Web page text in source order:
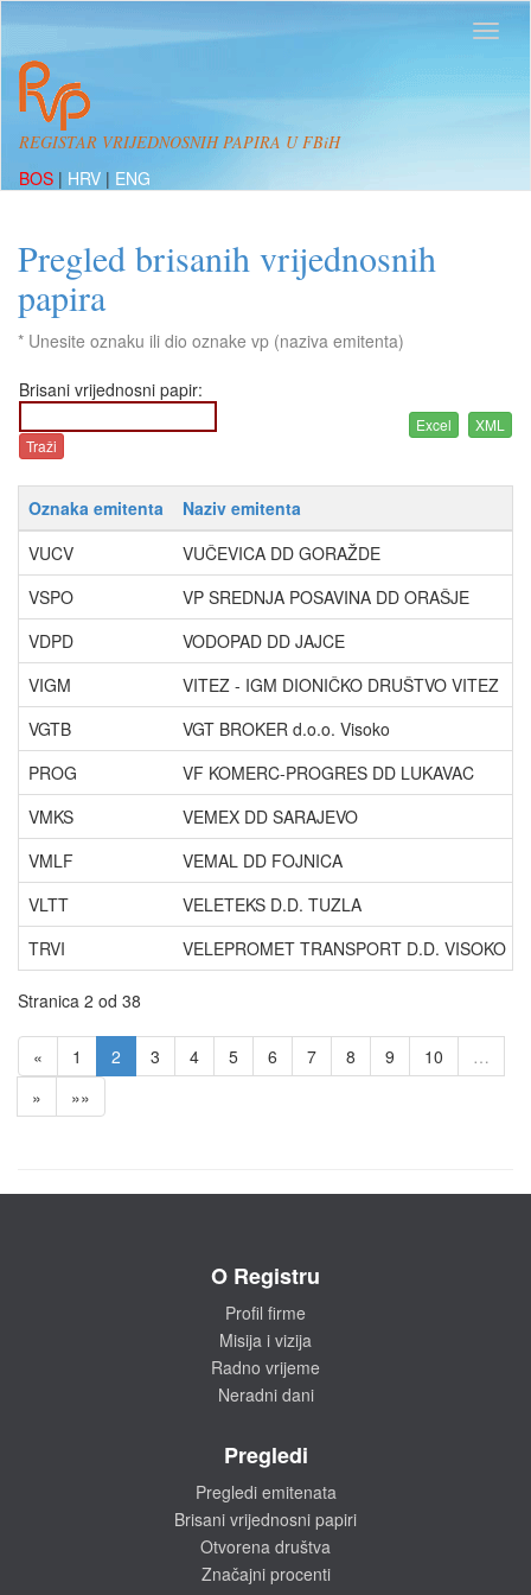
REGISTAR VRIJEDNOSNIH PAPIRA U FBiH
BOS | HRV | ENG
Pregled brisanih vrijednosnih
papira
* Unesite oznaku ili dio oznake vp (naziva emitenta)
Brisani vrijednosni papir:
Oznaka emitenta Naziv emitenta
VUCV
VUČEVICA DD GORAŽDE
VSPO
VP SREDNJA POSAVINA DD ORAŠJE
VDPD
VODOPAD DD JAJCE
VIGM
VITEZ - IGM DIONIČKO DRUŠTVO VITEZ
VGTB
VGT BROKER d.o.o. Visoko
PROG
VF KOMERC-PROGRES DD LUKAVAC
VMKS
VEMEX DD SARAJEVO
VMLF
VEMAL DD FOJNICA
VLTT
VELETEKS D.D. TUZLA
TRVI
VELEPROMET TRANSPORT D.D. VISOKO
Stranica 2 od 38
« 1 2 3 4 5 6 7 8 9 10
…
»
»»
O Registru
Profil firme
Misija i vizija
Radno vrijeme
Neradni dani
Pregledi
Pregledi emitenata
Brisani vrijednosni papiri
Otvorena društva
Značajni procenti